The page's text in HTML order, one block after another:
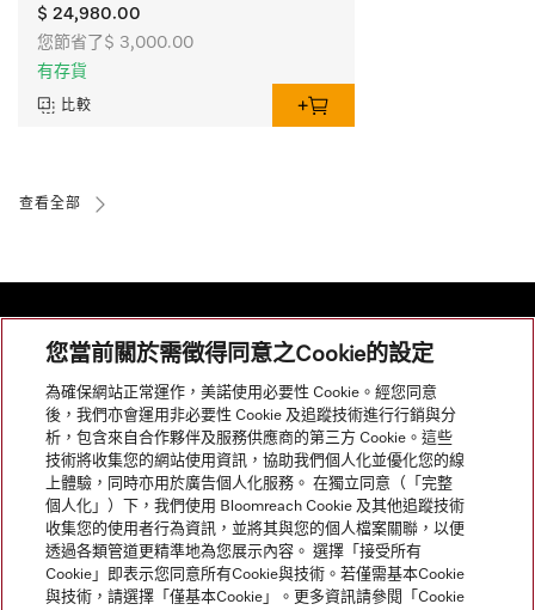
$ 24,980.00
您節省了$ 3,000.00
有存貨
比較
查看全部
網站導航
服務
您當前關於需徵得同意之Cookie的設定
為確保網站正常運作，美諾使用必要性 Cookie。經您同意
後，我們亦會運用非必要性 Cookie 及追蹤技術進行行銷與分
析，包含來自合作夥伴及服務供應商的第三方 Cookie。這些
技術將收集您的網站使用資訊，協助我們個人化並優化您的線
上體驗，同時亦用於廣告個人化服務。 在獨立同意（「完整
個人化」）下，我們使用 Bloomreach Cookie 及其他追蹤技術
收集您的使用者行為資訊，並將其與您的個人檔案關聯，以便
透過各類管道更精準地為您展示內容。 選擇「接受所有
Cookie」即表示您同意所有Cookie與技術。若僅需基本Cookie
與技術，請選擇「僅基本Cookie」。更多資訊請參閱「Cookie